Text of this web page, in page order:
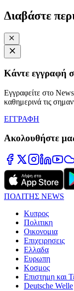
Διαβάστε
Κάντε εγγραφή
Εγγραφείτε στο
καθημερινά τις
ΕΓΓΡΑΦΗ
Ακολουθήστε
ΠΟΛΙΤΗΣ NEWS
Κυπρος
Πολιτικη
Οικονομια
Επιχειρησεις
Ελλαδα
Ευρωπη
Κοσμος
Επιστημη και
Deutsche Welle